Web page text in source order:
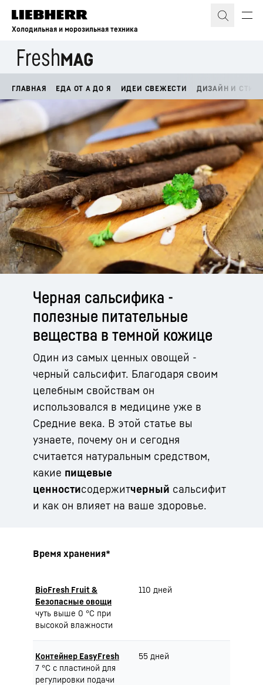
Холодильная и морозильная техника
ГЛАВНАЯ ЕДА ОТ А ДО Я ИДЕИ СВЕЖЕСТИ ДИЗАЙН И
Черная сальсифика -
полезные питательные
вещества в темной кожице
Один из самых ценных овощей -
черный сальсифит. Благодаря своим
целебным свойствам он
использовался в медицине уже в
Средние века. В этой статье вы
узнаете, почему он и сегодня
считается натуральным средством,
какие пищевые
ценностисодержитчерный сальсифит
и как он влияет на ваше здоровье.
Время хранения*
BioFresh Fruit &
Безопасные овощи
чуть выше 0 °C при
высокой влажности
110 дней
Контейнер EasyFresh
7 °C с пластиной для
регулировки подачи
55 дней